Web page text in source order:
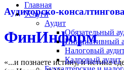
Аудиторско-
ФинИнформ
«...и познаете истину, и истина
Главная
Услуги
Аудит
Обязательный
Инициативный
Налоговый
Кадровый аудит